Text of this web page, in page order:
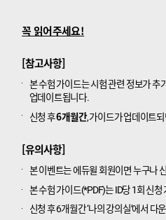
꼭 읽어주세요!
[참고사항]
본 수험 가이드는 시험 관련 정보가 추
업데이트됩니다.
신청 후6개월간, 가이드가 업데이트
[유의사항]
본 이벤트는 에듀윌 회원이면 누구나
본 수험 가이드(*PDF)는 ID당 1회 신
신청 후 6개월간 ‘나의 강의실’에서 다